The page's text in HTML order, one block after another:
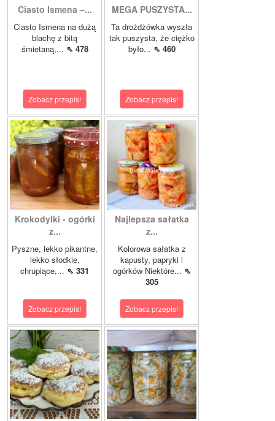
Ciasto Ismena –...
Ciasto Ismena na dużą
blachę z bitą
śmietaną,... ⇖ 478
Zobacz przepis!
MEGA PUSZYSTA...
Ta drożdżówka wyszła
tak puszysta, że ciężko
było... ⇖ 460
Zobacz przepis!
Krokodylki - ogórki
z...
Pyszne, lekko pikantne,
lekko słodkie,
chrupiące,... ⇖ 331
Zobacz przepis!
Najlepsza sałatka
z...
Kolorowa sałatka z
kapusty, papryki i
ogórków Niektóre... ⇖
305
Zobacz przepis!